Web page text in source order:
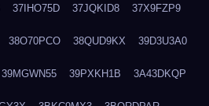
37IHO75D 37JQKID8 37X9FZP9
38O70PCO 38QUD9KX 39D3U3A0
39MGWN55 39PXKH1B 3A43DKQP